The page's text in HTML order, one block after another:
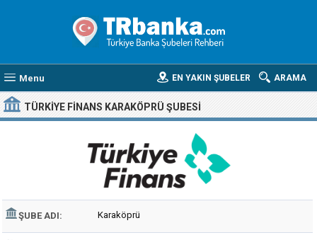
Menu ARAMA
EN YAKIN ŞUBELER
TÜRKIYE FINANS KARAKÖPRÜ ŞUBESI
ŞUBE ADI: Karaköprü